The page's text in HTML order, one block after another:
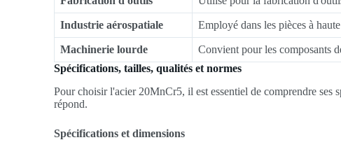
Industrie aérospatiale Employé dans les pièces à
Machinerie lourde
Convient pour les composants
Spécifications, tailles, qualités et normes
Pour choisir l'acier 20MnCr5, il est essentiel de comprendre ses
répond.
Spécifications et dimensions